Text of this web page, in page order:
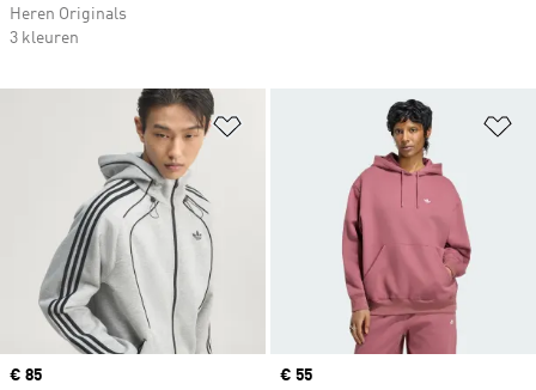
Heren Originals
3 kleuren
Op verlanglijst zetten
Price
€ 85
Price
€ 55